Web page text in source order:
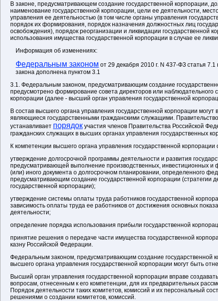
В законе, предусматривающем создание государственной корпорации,
наименование государственной корпорации, цели ее деятельности,
управления ее деятельностью (в том числе органы управления
порядок их формирования, порядок назначения должностных лиц
освобождения), порядок реорганизации и ликвидации государственной
использования имущества государственной корпорации в случае ее
Информация об изменениях:
Федеральным законом от 29 декабря 2010 г. N 437-ФЗ статья
закона дополнена пунктом 3.1
3.1. Федеральным законом, предусматривающим создание
предусмотрено формирование совета директоров или наблюдательного
корпорации (далее - высший орган управления государственной
В состав высшего органа управления государственной корпорации могут
являющиеся государственными гражданскими служащими.
устанавливает порядок участия членов Правительства Российской
гражданских служащих в высших органах управления государственных
К компетенции высшего органа управления государственной корпорации
утверждение долгосрочной программы деятельности и развития
предусматривающей выполнение производственных, инвестиционных и
(или) иного документа о долгосрочном планировании, определенного
предусматривающим создание государственной корпорации (стратегии
государственной корпорации);
утверждение системы оплаты труда работников государственной
зависимость оплаты труда ее работников от достижения основных
деятельности;
определение порядка использования прибыли государственной
принятие решения о передаче части имущества государственной
казну Российской Федерации.
Федеральным законом, предусматривающим создание государственной
высшего органа управления государственной корпорации могут быть
Высший орган управления государственной корпорации вправе
вопросам, отнесенным к его компетенции, для их предварительных
Порядок деятельности таких комитетов, комиссий и их персональный
решениями о создании комитетов, комиссий.